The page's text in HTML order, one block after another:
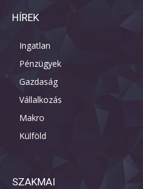
HÍREK
Ingatlan
Pénzügyek
Gazdaság
Vállalkozás
Makro
Külföld
SZAKMAI